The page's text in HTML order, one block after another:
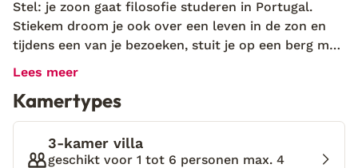
Stel: je zoon gaat filosofie studeren in Portugal.
Stiekem droom je ook over een leven in de zon en
tijdens een van je bezoeken, stuit je op een berg met
zo’n typische Alentejo-boerderij. Een met witte
eucalyptusplantage… Je ziet jezelf er zitten,
uitkijkend over de bergen. En wat doe je dan? Je
pakt je biezen en gaat je zoon achterna. Ik heb het
over Wynand en Nel en hun wonderschone plek,
Lees meer
Kamertypes
3-kamer villa
geschikt voor 1 tot 6 personen max. 4